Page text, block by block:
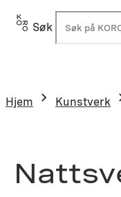
Hopp
Søk
Hjem Kunstverk